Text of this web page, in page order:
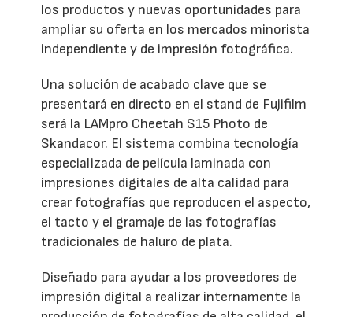
los productos y nuevas oportunidades para
ampliar su oferta en los mercados minorista
independiente y de impresión fotográfica.
Una solución de acabado clave que se
presentará en directo en el stand de Fujifilm
será la LAMpro Cheetah S15 Photo de
Skandacor. El sistema combina tecnología
especializada de película laminada con
impresiones digitales de alta calidad para
crear fotografías que reproducen el aspecto,
el tacto y el gramaje de las fotografías
tradicionales de haluro de plata.
Diseñado para ayudar a los proveedores de
impresión digital a realizar internamente la